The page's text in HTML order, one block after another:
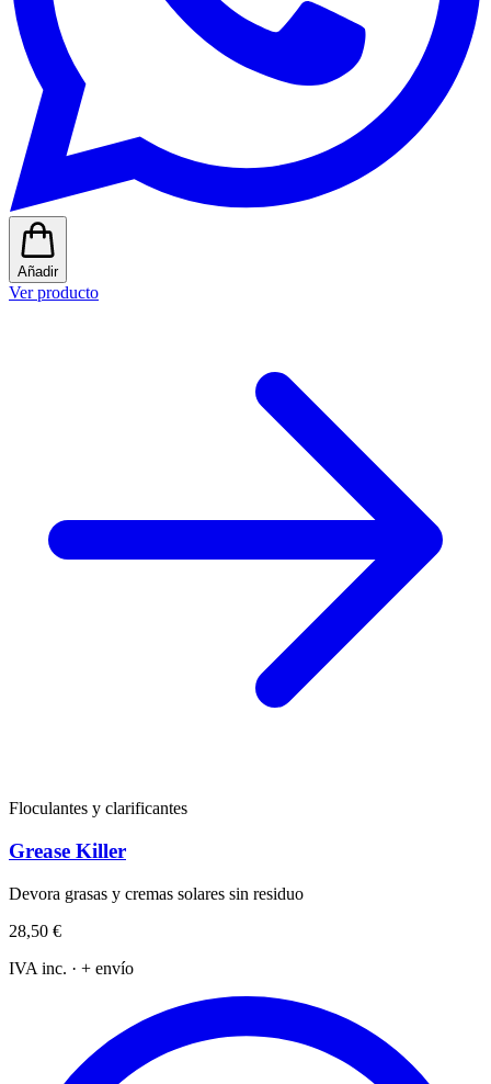
Añadir
Ver producto
Floculantes y clarificantes
Grease Killer
Devora grasas y cremas solares sin residuo
28,50 €
IVA inc. · + envío